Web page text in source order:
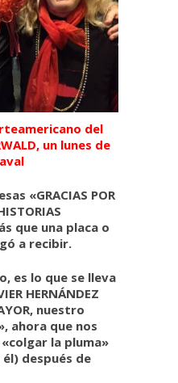
del
un lunes de
«GRACIAS POR
que una placa o
a recibir.
es lo que se lleva
HERNÁNDEZ
nuestro
ahora que nos
la pluma»
después de